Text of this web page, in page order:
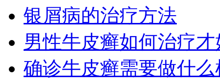
银屑病的治疗方法
男性牛皮癣如何治疗才
确诊牛皮癣需要做什